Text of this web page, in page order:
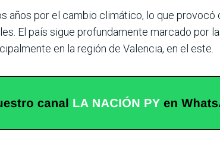
años por el cambio climático, lo que
El país sigue profundamente marcado por
en la región de Valencia, en el este.